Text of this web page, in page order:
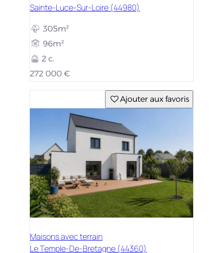
Sainte-Luce-Sur-Loire (44980)
305m²
96m²
2 c.
272 000 €
Ajouter aux favoris
Maisons avec terrain
Le Temple-De-Bretagne (44360)